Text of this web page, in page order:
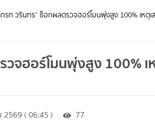
กรท วรินทร” ช็อกผลตรวจฮอร์โมนพุ่งสูง 100% เห
วจฮอร์โมนพุ่งสูง 100%
( 06:45 ) 77